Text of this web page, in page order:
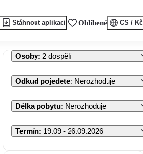
Stáhnout aplikaci Oblíbené CS / Kč
Osoby: 2 dospělí
Odkud pojedete: Nerozhoduje
Délka pobytu: Nerozhoduje
Termín: 19.09 - 26.09.2026